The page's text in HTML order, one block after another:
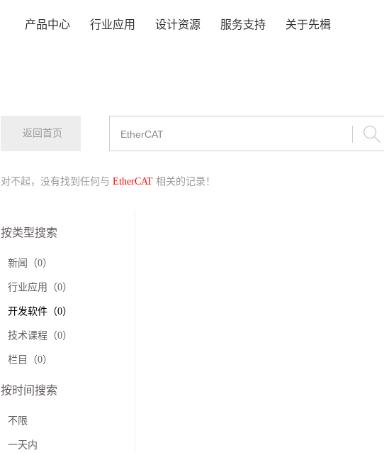
产品中心 行业应用 设计资源 服务支持 关于先楫
返回首页
对不起，没有找到任何与 EtherCAT 相关的记录！
按类型搜索
新闻（0）
行业应用（0）
开发软件（0）
技术课程（0）
栏目（0）
按时间搜索
不限
一天内